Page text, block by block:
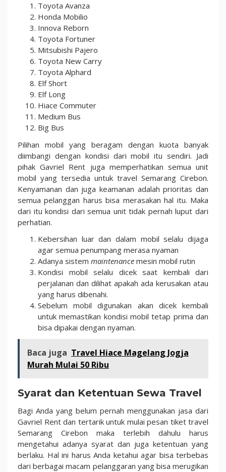
Toyota Avanza
Honda Mobilio
Innova Reborn
Toyota Fortuner
Mitsubishi Pajero
Toyota New Carry
Toyota Alphard
Elf Short
Elf Long
Hiace Commuter
Medium Bus
Big Bus
Pilihan mobil yang beragam dengan kuota banyak
diimbangi dengan kondisi dari mobil itu sendiri. Jadi
pihak Gavriel Rent juga memperhatikan semua unit
mobil yang tersedia untuk travel Semarang Cirebon.
Kenyamanan dan juga keamanan adalah prioritas dan
semua pelanggan harus bisa merasakan hal itu. Maka
dari itu kondisi dari semua unit tidak pernah luput dari
perhatian.
Kebersihan luar dan dalam mobil selalu dijaga
agar semua penumpang merasa nyaman
Adanya sistem maintenance mesin mobil rutin
Kondisi mobil selalu dicek saat kembali dari
perjalanan dan dilihat apakah ada kerusakan atau
yang harus dibenahi.
Sebelum mobil digunakan akan dicek kembali
untuk memastikan kondisi mobil tetap prima dan
bisa dipakai dengan nyaman.
Baca juga Travel Hiace Magelang Jogja
Murah Mulai 50 Ribu
Syarat dan Ketentuan Sewa Travel
Bagi Anda yang belum pernah menggunakan jasa dari
Gavriel Rent dan tertarik untuk mulai pesan tiket travel
Semarang Cirebon maka terlebih dahulu harus
mengetahui adanya syarat dan juga ketentuan yang
berlaku. Hal ini harus Anda ketahui agar bisa terbebas
dari berbagai macam pelanggaran yang bisa merugikan